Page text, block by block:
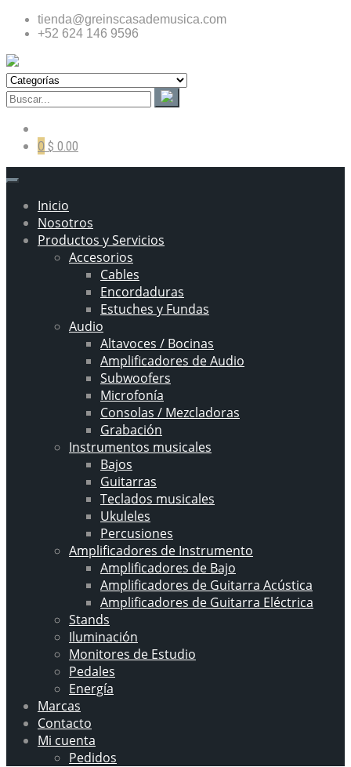
tienda@greinscasademusica.com
+52 624 146 9596
0 $ 0.00
Inicio
Nosotros
Productos y Servicios
Accesorios
Cables
Encordaduras
Estuches y Fundas
Audio
Altavoces / Bocinas
Amplificadores de Audio
Subwoofers
Microfonía
Consolas / Mezcladoras
Grabación
Instrumentos musicales
Bajos
Guitarras
Teclados musicales
Ukuleles
Percusiones
Amplificadores de Instrumento
Amplificadores de Bajo
Amplificadores de Guitarra Acústica
Amplificadores de Guitarra Eléctrica
Stands
Iluminación
Monitores de Estudio
Pedales
Energía
Marcas
Contacto
Mi cuenta
Pedidos